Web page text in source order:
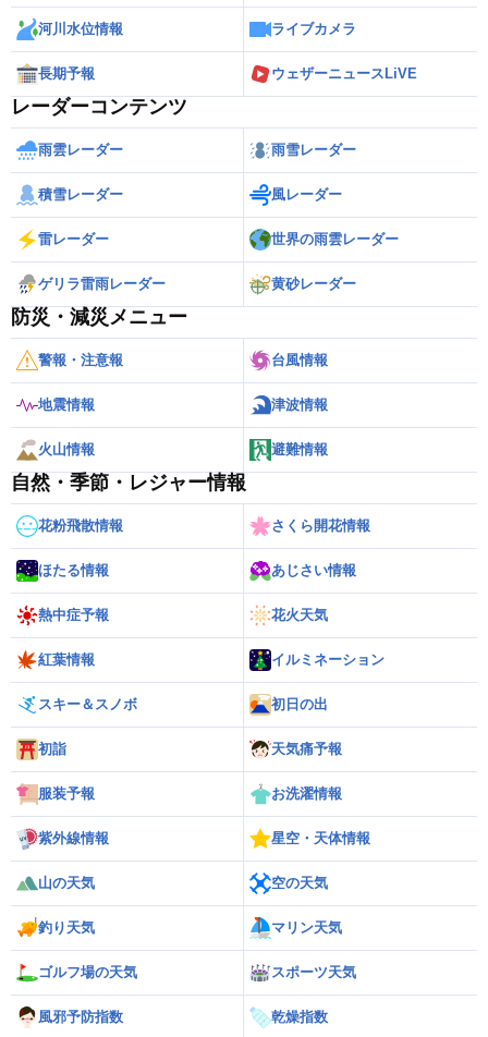
河川水位情報 ライブカメラ
長期予報 ウェザーニュースLiVE
レーダーコンテンツ
雨雲レーダー 雨雪レーダー
積雪レーダー 風レーダー
雷レーダー 世界の雨雲レーダー
ゲリラ雷雨レーダー 黄砂レーダー
防災・減災メニュー
警報・注意報 台風情報
地震情報 津波情報
火山情報 避難情報
自然・季節・レジャー情報
花粉飛散情報 さくら開花情報
ほたる情報 あじさい情報
熱中症予報 花火天気
紅葉情報 イルミネーション
スキー＆スノボ 初日の出
初詣 天気痛予報
服装予報 お洗濯情報
紫外線情報 星空・天体情報
山の天気 空の天気
釣り天気 マリン天気
ゴルフ場の天気 スポーツ天気
風邪予防指数 乾燥指数